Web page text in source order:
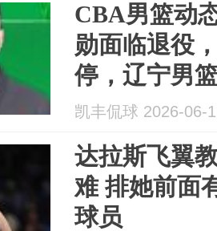
CBA男篮动
勋面临退役
停，辽宁男
官宣新教练
凯丰侃球 2026-06-
达拉斯飞翼
难 排她前面
球员